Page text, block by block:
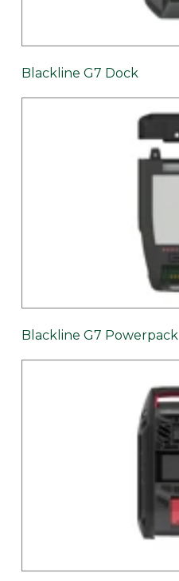
Blackline G7 Dock
Blackline G7 Powerpack